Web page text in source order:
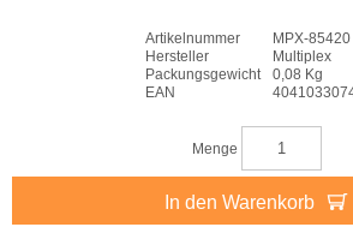
Artikelnummer
MPX-85420
Hersteller
Multiplex
Packungsgewicht
0,08 Kg
EAN
Menge
In den Warenkorb